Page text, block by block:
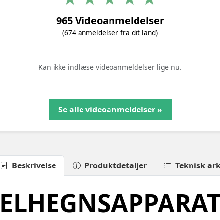
965 Videoanmeldelser
(674 anmeldelser fra dit land)
Kan ikke indlæse videoanmeldelser lige nu.
Se alle videoanmeldelser »
Beskrivelse Produktdetaljer Teknisk ark